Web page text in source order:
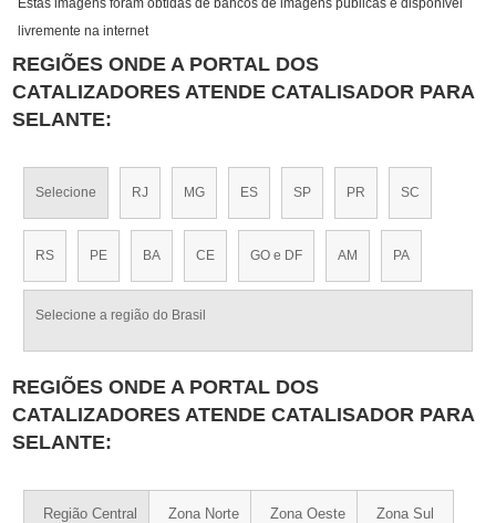
Estas imagens foram obtidas de bancos de imagens públicas e disponível
livremente na internet
REGIÕES ONDE A PORTAL DOS
CATALIZADORES ATENDE CATALISADOR PARA
SELANTE:
Selecione RJ MG ES SP PR SC
RS PE BA CE GO e DF AM PA
Selecione a região do Brasil
REGIÕES ONDE A PORTAL DOS
CATALIZADORES ATENDE CATALISADOR PARA
SELANTE:
Região Central Zona Norte Zona Oeste Zona Sul